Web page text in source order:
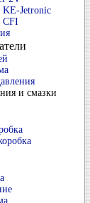
KЕ-Jetronic
CFI
и смазки